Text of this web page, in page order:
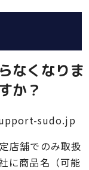
なくなりま
か？
sudo.jp
店舗でのみ取扱
に商品名（可能